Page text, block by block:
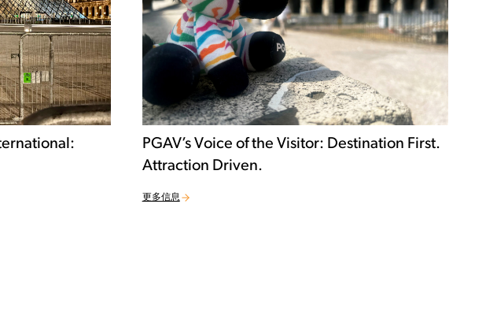
PGAV’s Voice of the Visitor: Destination First.
Attraction Driven.
更多信息